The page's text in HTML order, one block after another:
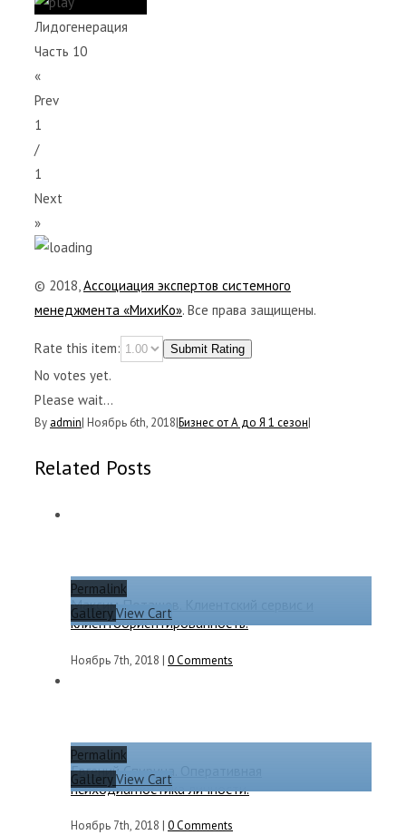
Лидогенерация
Часть 10
«
Prev
1
/
1
Next
»
© 2018,Ассоциация экспертов системного
менеджмента «МихиКо». Все права защищены.
Rate this item: Submit Rating
No votes yet.
Please wait...
By admin| Ноябрь 6th, 2018|Бизнес от А до Я 1 сезон|
Related Posts
Permalink
GalleryView Cart
Максим Поташев. Клиентский сервис и
клиентоориентированность.
Ноябрь 7th, 2018 | 0 Comments
Permalink
GalleryView Cart
Евгений Спирица. Оперативная
психодиагностика личности.
Ноябрь 7th, 2018 | 0 Comments